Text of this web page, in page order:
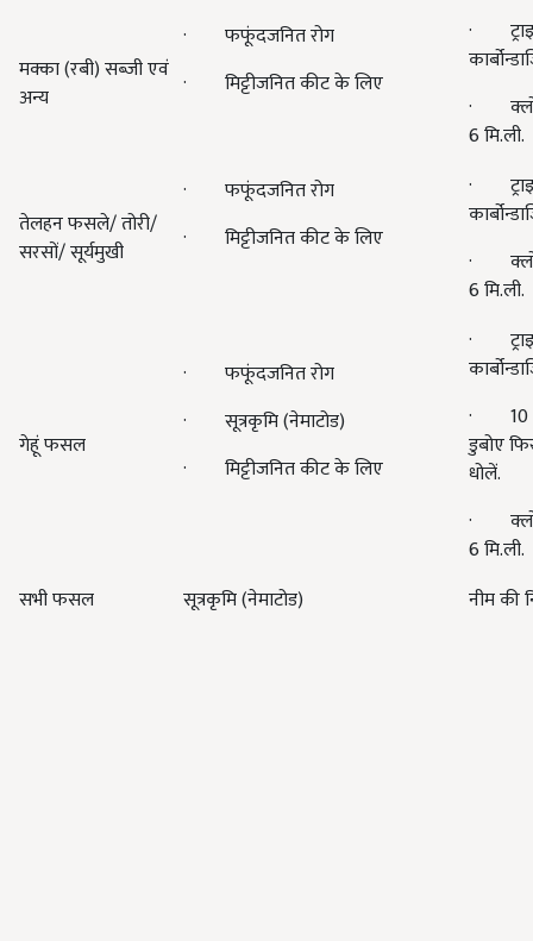
मक्का (रबी) सब्जी एवं
अन्य
· फफूंदजनित रोग
· मिट्टीजनित कीट के लिए
·
·
6 मि.ली.
तेलहन फसले/ तोरी/
सरसों/ सूर्यमुखी
· फफूंदजनित रोग
· मिट्टीजनित कीट के लिए
·
·
6 मि.ली.
गेहूं फसल
· फफूंदजनित रोग
· सूत्रकृमि (नेमाटोड)
· मिट्टीजनित कीट के लिए
·
· 10
डुबोए
धोलें.
·
6 मि.ली.
सभी फसल
सूत्रकृमि (नेमाटोड) नीम की